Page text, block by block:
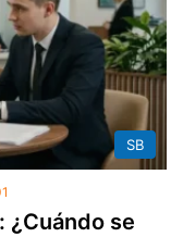
SB
¿Cuándo se